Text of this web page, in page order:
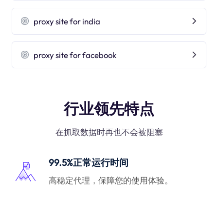
proxy site for india
proxy site for facebook
行业领先特点
在抓取数据时再也不会被阻塞
99.5%正常运行时间
高稳定代理，保障您的使用体验。